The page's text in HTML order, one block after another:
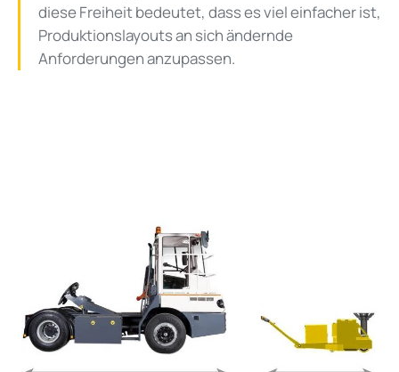
diese Freiheit bedeutet, dass es viel einfacher ist,
Produktionslayouts an sich ändernde
Anforderungen anzupassen.